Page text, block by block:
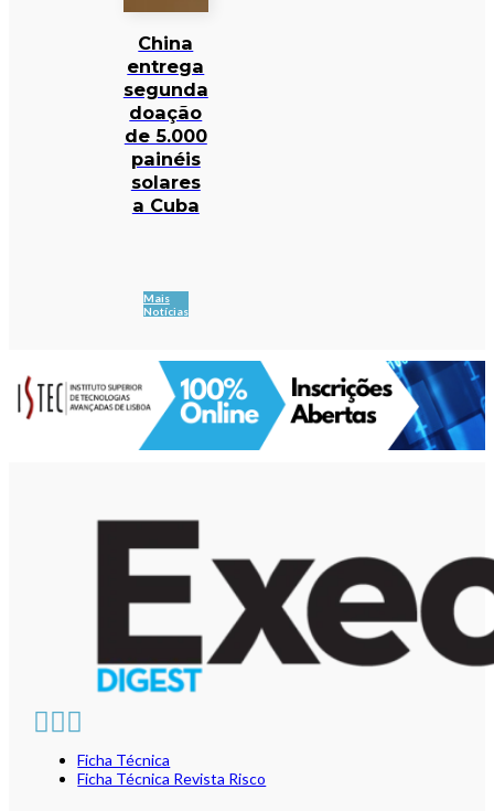
China
entrega
segunda
doação
de 5.000
painéis
solares
a Cuba
Mais
Notícias
Ficha Técnica
Ficha Técnica Revista Risco